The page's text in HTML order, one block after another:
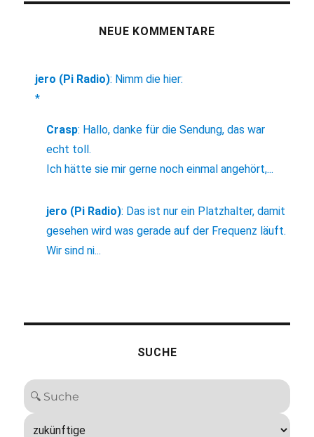
NEUE KOMMENTARE
jero (Pi Radio): Nimm die hier:
*
Crasp: Hallo, danke für die Sendung, das war
echt toll.
Ich hätte sie mir gerne noch einmal angehört,...
jero (Pi Radio): Das ist nur ein Platzhalter, damit
gesehen wird was gerade auf der Frequenz läuft.
Wir sind ni...
SUCHE